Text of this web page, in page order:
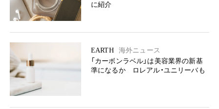
に紹介
EARTH
海外ニュース
「カーボンラベル」は美容業界の新基
準になるか ロレアル・ユニリーバも